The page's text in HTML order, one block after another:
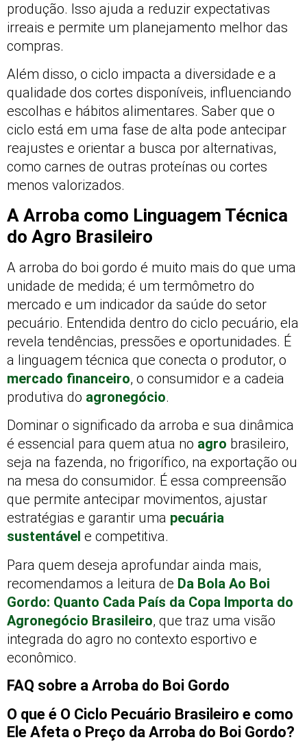
produção. Isso ajuda a reduzir expectativas
irreais e permite um planejamento melhor das
compras.
Além disso, o ciclo impacta a diversidade e a
qualidade dos cortes disponíveis, influenciando
escolhas e hábitos alimentares. Saber que o
ciclo está em uma fase de alta pode antecipar
reajustes e orientar a busca por alternativas,
como carnes de outras proteínas ou cortes
menos valorizados.
A Arroba como Linguagem Técnica
do Agro Brasileiro
A arroba do boi gordo é muito mais do que uma
unidade de medida; é um termômetro do
mercado e um indicador da saúde do setor
pecuário. Entendida dentro do ciclo pecuário, ela
revela tendências, pressões e oportunidades. É
a linguagem técnica que conecta o produtor, o
mercado financeiro, o consumidor e a cadeia
produtiva do agronegócio.
Dominar o significado da arroba e sua dinâmica
é essencial para quem atua no agro brasileiro,
seja na fazenda, no frigorífico, na exportação ou
na mesa do consumidor. É essa compreensão
que permite antecipar movimentos, ajustar
estratégias e garantir uma pecuária
sustentável e competitiva.
Para quem deseja aprofundar ainda mais,
recomendamos a leitura de Da Bola Ao Boi
Gordo: Quanto Cada País da Copa Importa do
Agronegócio Brasileiro, que traz uma visão
integrada do agro no contexto esportivo e
econômico.
FAQ sobre a Arroba do Boi Gordo
O que é O Ciclo Pecuário Brasileiro e como
Ele Afeta o Preço da Arroba do Boi Gordo?